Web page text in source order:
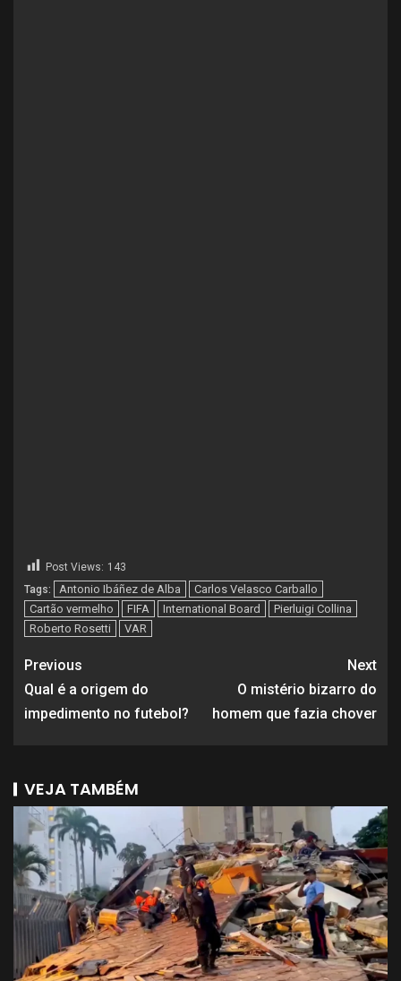
Post Views: 143
Tags:
Antonio Ibáñez de Alba
Carlos Velasco Carballo
Cartão vermelho
FIFA International Board
Pierluigi Collina
Roberto Rosetti
VAR
Previous
Qual é a origem do
impedimento no futebol?
Next
O mistério bizarro do
homem que fazia chover
VEJA TAMBÉM